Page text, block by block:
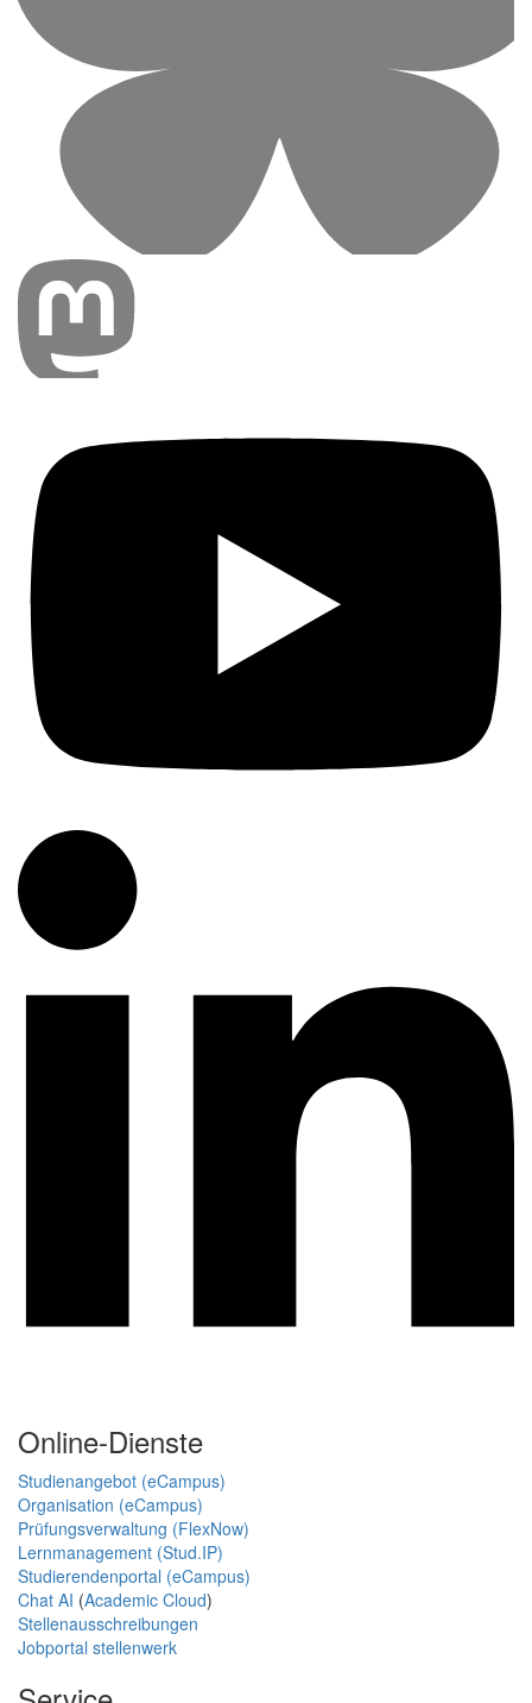
Online-Dienste
Studienangebot (eCampus)
Organisation (eCampus)
Prüfungsverwaltung (FlexNow)
Lernmanagement (Stud.IP)
Studierendenportal (eCampus)
Chat AI (Academic Cloud)
Stellenausschreibungen
Jobportal stellenwerk